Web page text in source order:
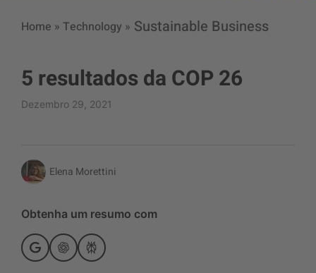
Home » Technology » Sustainable Business
5 resultados da COP 26
Dezembro 29, 2021
Elena Morettini
Obtenha um resumo com